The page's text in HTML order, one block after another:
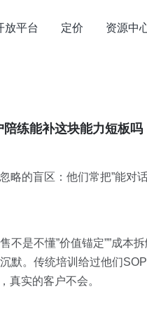
放平台 定价 资源中
练能补这块能力短板吗
略的盲区：他们常把”能对
是不懂”价值锚定””成本
默。传统培训给过他们
真实的客户不会。